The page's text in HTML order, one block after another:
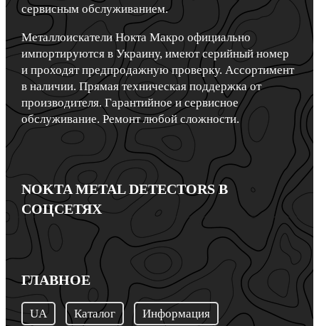
сервисным обслуживанием.
Металлоискатели Нокта Макро официально
импортируются в Украину, имеют серийный номер
и проходят предпродажную проверку. Ассортимент
в наличии. Прямая техническая поддержка от
производителя. Гарантийное и сервисное
обслуживание. Ремонт любой сложности.
NOKTA METAL DETECTORS В
СОЦСЕТЯХ
ГЛАВНОЕ
UA Каталог Информация